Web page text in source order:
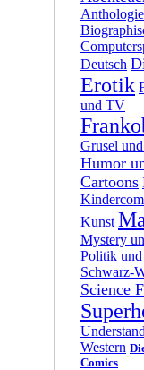
Deutsch
Erotik
und TV
Grusel
Humor
Cartoons
Kunst
Mystery
Politik und
Schwarz-
Science
Western
Comics